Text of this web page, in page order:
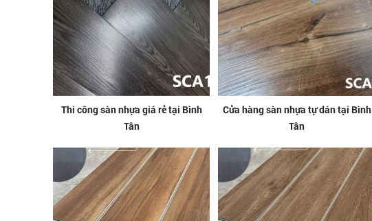
Thi công sàn nhựa giá rẻ tại Bình
Tân
Cửa hàng sàn nhựa tự dán tại Bình
Tân